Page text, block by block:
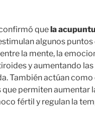
que la
algunos
la mente, la
y aumentando
También actúan
que permiten
fértil y regulan la